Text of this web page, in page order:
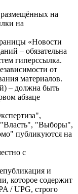
на
на
«Новости
– обязательна
гиперссылка.
от
материалов.
– должна быть
абзаце
"Выборы",
публикуются на
с
и
которое содержит
/ UPG, строго